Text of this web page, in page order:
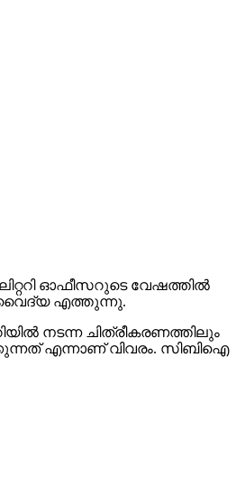
ഓഫീസറുടെ വേഷത്തിൽ
വൈദ്യ എത്തുന്നു.
നടന്ന ചിത്രീകരണത്തിലും
എന്നാണ് വിവരം. സിബിഐ